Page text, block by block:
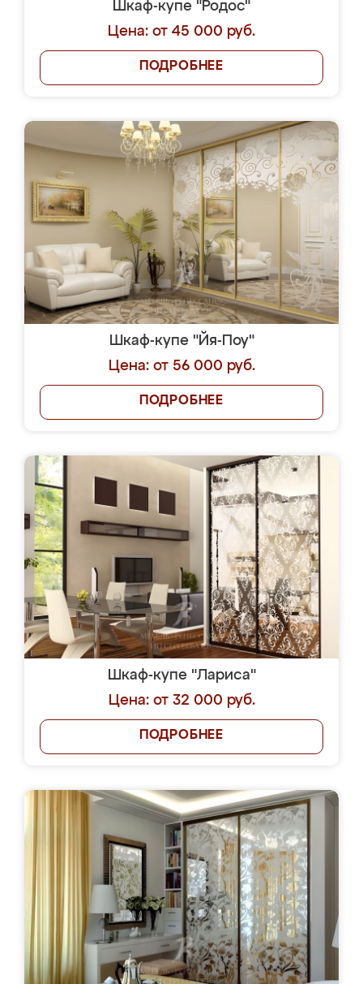
Шкаф-купе "Родос"
Цена: от 45 000 руб.
ПОДРОБНЕЕ
Шкаф-купе "Йя-Поу"
Цена: от 56 000 руб.
ПОДРОБНЕЕ
Шкаф-купе "Лариса"
Цена: от 32 000 руб.
ПОДРОБНЕЕ